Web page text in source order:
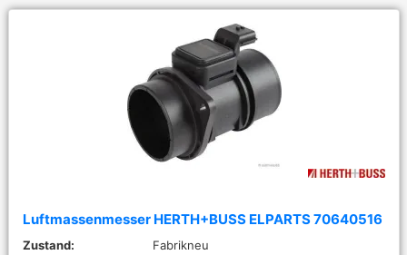
Luftmassenmesser HERTH+BUSS ELPARTS 70640516
Zustand:
Fabrikneu